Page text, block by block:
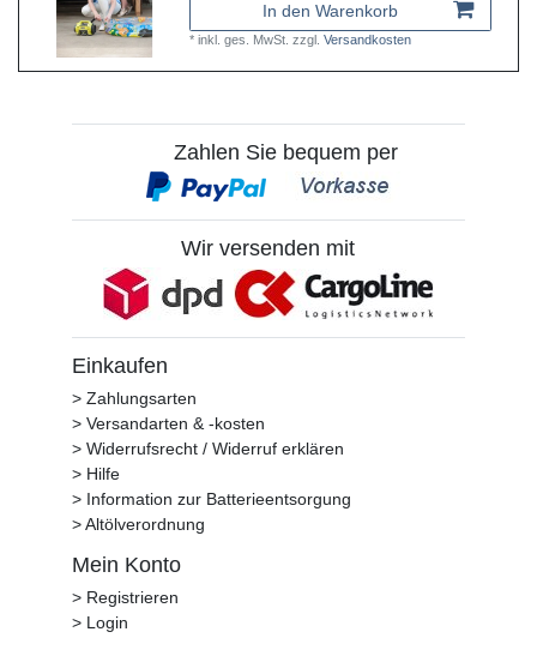
In den Warenkorb
*inkl. ges. MwSt. zzgl.Versandkosten
Zahlen Sie bequem per
Wir versenden mit
Einkaufen
> Zahlungsarten
> Versandarten & -kosten
> Widerrufsrecht / Widerruf erklären
> Hilfe
> Information zur Batterieentsorgung
> Altölverordnung
Mein Konto
> Registrieren
> Login